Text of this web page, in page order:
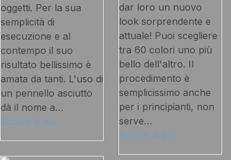
oggetti. Per la sua
semplicità di
esecuzione e al
contempo il suo
risultato bellissimo è
amata da tanti. L'uso di
un pennello asciutto
dà il nome a…
Scopri di più
dar loro un nuovo
look sorprendente e
attuale! Puoi scegliere
tra 60 colori uno più
bello dell'altro. Il
procedimento è
semplicissimo anche
per i principianti, non
serve…
Scopri di più